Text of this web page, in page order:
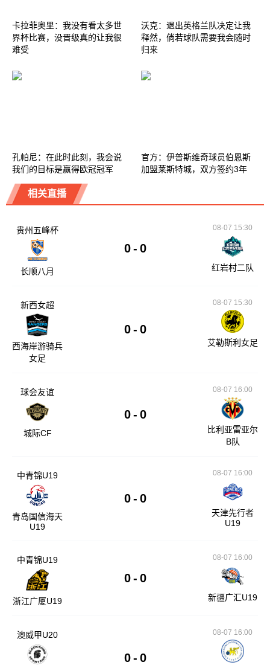
卡拉菲奥里：我没有看太多世
界杯比赛，没晋级真的让我很
难受
沃克：退出英格兰队决定让我
释然，倘若球队需要我会随时
归来
孔帕尼：在此时此刻，我会说
我们的目标是赢得欧冠冠军
官方：伊普斯维奇球员伯恩斯
加盟莱斯特城，双方签约3年
相关直播
贵州五峰杯
长顺八月
0 - 0
08-07 15:30
红岩村二队
新西女超
西海岸游骑兵
女足
0 - 0
08-07 15:30
艾勒斯利女足
球会友谊
城际CF
0 - 0
08-07 16:00
比利亚雷亚尔
B队
中青锦U19
青岛国信海天
U19
0 - 0
08-07 16:00
天津先行者
U19
中青锦U19
浙江广厦U19
0 - 0
08-07 16:00
新疆广汇U19
澳威甲U20
0 - 0
08-07 16:00